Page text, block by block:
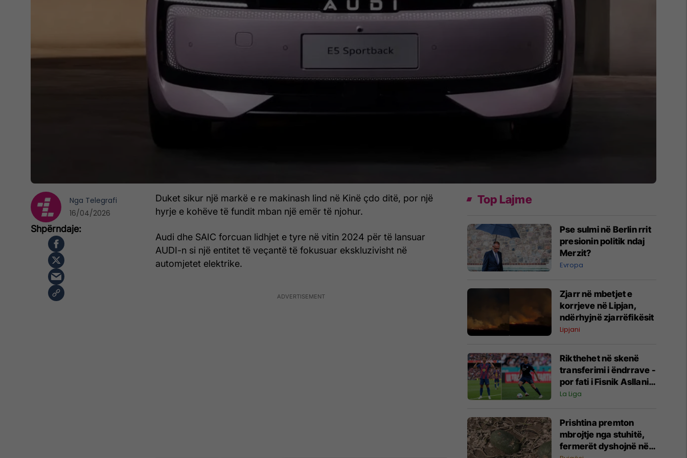
Duket sikur një markë e re makinash lind në Kinë çdo ditë, por një
hyrje e kohëve të fundit mban një emër të njohur.
Audi dhe SAIC forcuan lidhjet e tyre në vitin 2024 për të lansuar
AUDI-n si një entitet të veçantë të fokusuar ekskluzivisht në
automjetet elektrike.
Nga Telegrafi
16/04/2026
Top Lajme
Pse sulmi në Berlin rrit
presionin politik ndaj
Merzit?
Evropa
Zjarr në mbetjet e
korrjeve në Lipjan,
ndërhyjnë zjarrëfikësit
Lipjani
Rikthehet në skenë
transferimi i ëndrrave -
por fati i Fisnik Asllanit
vazhdon të varet nga
La Liga
Prishtina premton
mbrojtje nga stuhitë,
fermerët dyshojnë në